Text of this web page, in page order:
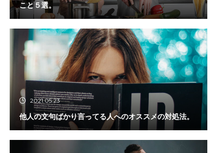
こと５選。
2021.05.23
他人の文句ばかり言ってる人へのオススメの対処法。